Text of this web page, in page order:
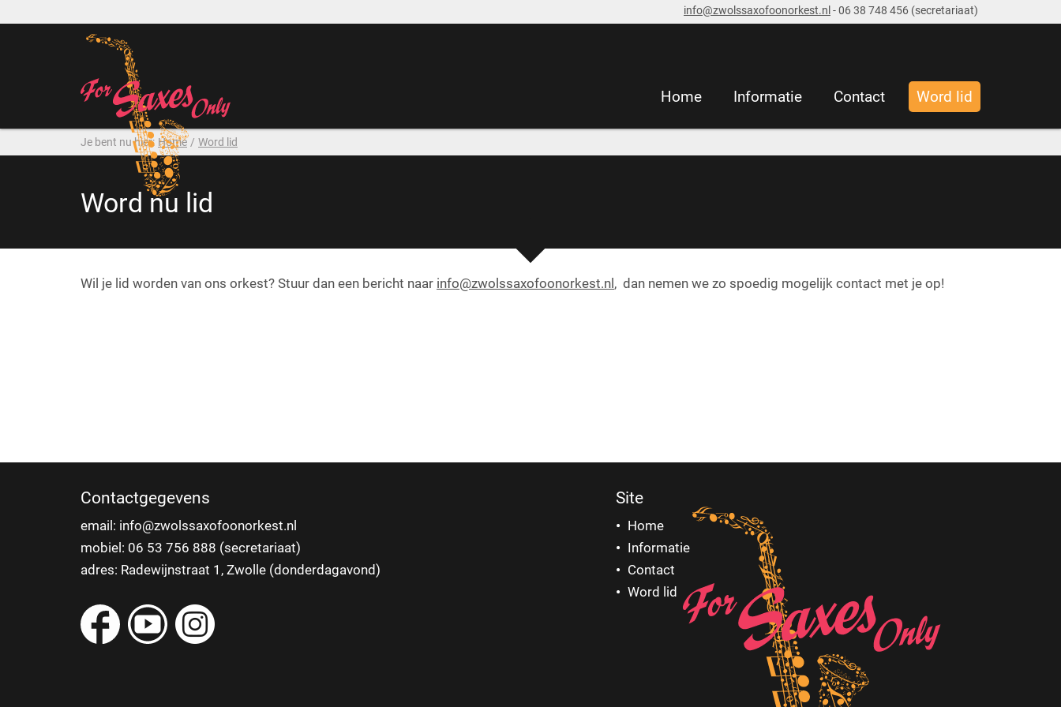
info@zwolssaxofoonorkest.nl - 06 38 748 456 (secretariaat)
Home Informatie Contact Word lid
Je bent nu hier: Home / Word lid
Word nu lid
Wil je lid worden van ons orkest? Stuur dan een bericht naar info@zwolssaxofoonorkest.nl , dan nemen we zo spoedig mogelijk contact met je op!
Contactgegevens
email: info@zwolssaxofoonorkest.nl
mobiel: 06 53 756 888 (secretariaat)
adres: Radewijnstraat 1, Zwolle (donderdagavond)
Site
Home
Informatie
Contact
Word lid